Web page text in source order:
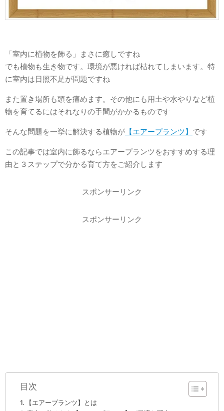
「室内に植物を飾る」まさに癒しですね
でも植物も生き物です。環境が悪ければ枯れてしまいます。特
に室内は日照不足が問題ですね
また置き場所も頭を痛めます。その他にも用土や水やりなど植
物を育てるにはそれなりの手間がかかるものです
そんな問題を一挙に解決する植物が 【エアープランツ】 です
この記事では室内に飾るならエアープランツをおすすめする理
由と３ステップで分かる育て方をご紹介します
スポンサーリンク
スポンサーリンク
目次
【エアープランツ】とは